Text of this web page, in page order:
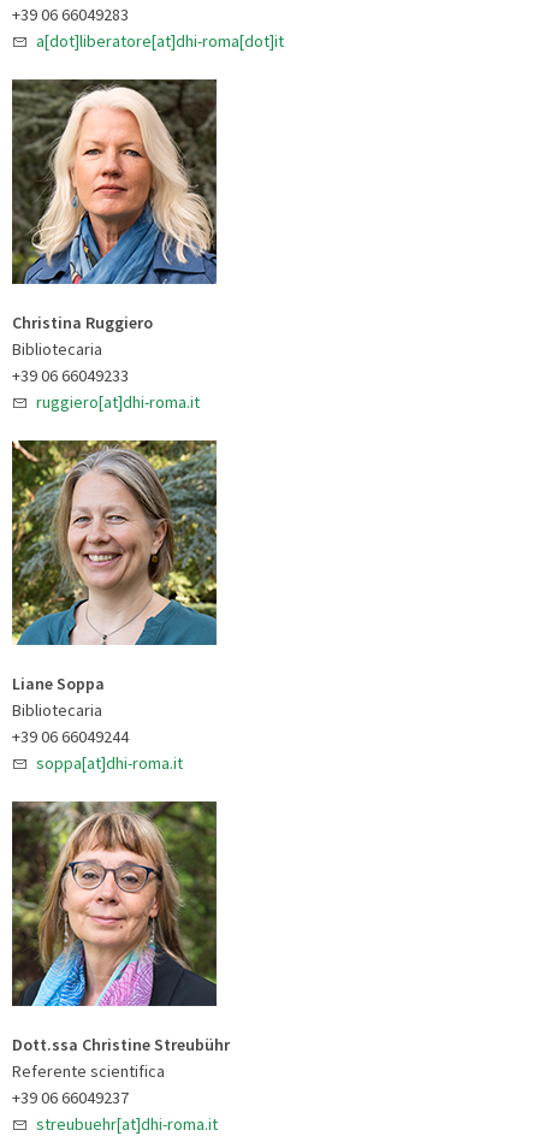
+39 06 66049283
a[dot]liberatore[at]dhi-roma[dot]it
Christina Ruggiero
Bibliotecaria
+39 06 66049233
ruggiero[at]dhi-roma.it
Liane Soppa
Bibliotecaria
+39 06 66049244
soppa[at]dhi-roma.it
Dott.ssa Christine Streubühr
Referente scientifica
+39 06 66049237
streubuehr[at]dhi-roma.it